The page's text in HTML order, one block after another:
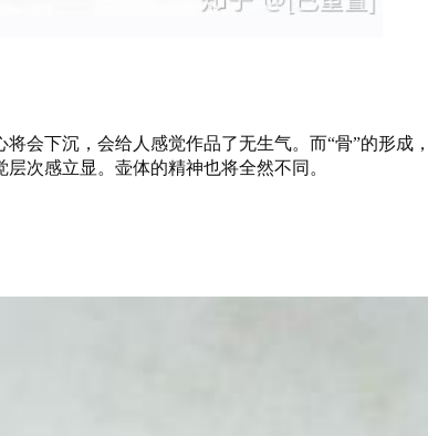
会下沉，会给人感觉作品了无生气。而“骨”的形
次感立显。壶体的精神也将全然不同。